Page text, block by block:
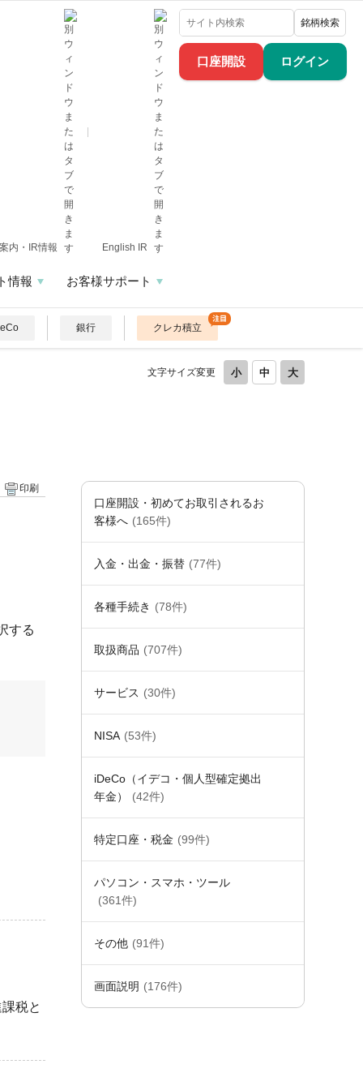
口座開設 ログイン
内・IR情報 English IR
銘柄検索
情報 お客様サポート
銀行 クレカ積立
文字サイズ変更
口座開設・初めてお取引されるお
客様へ (165件)
入金・出金・振替 (77件)
各種手続き (78件)
取扱商品 (707件)
サービス (30件)
NISA (53件)
iDeCo（イデコ・個人型確定拠出
年金）
(42件)
特定口座・税金 (99件)
パソコン・スマホ・ツール
(361件)
その他 (91件)
画面説明 (176件)
印刷
する
税と